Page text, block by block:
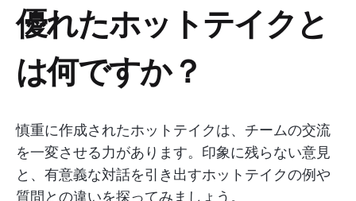
優れたホットテイクと
は何ですか？
慎重に作成されたホットテイクは、チームの交流
を一変させる力があります。印象に残らない意見
と、有意義な対話を引き出すホットテイクの例や
質問との違いを探ってみましょう。